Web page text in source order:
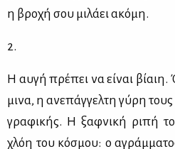
η βρο­χή σου μι­λά­ει ακό­μη.
2.
Η αυ­γή πρέ­πει να εί­ναι
μι­να, η ανε­πάγ­γελ­τη γύ­ρη
γρα­φι­κής. Η ξαφ­νι­κή ρι­πή
χλόη του κό­σμου: ο